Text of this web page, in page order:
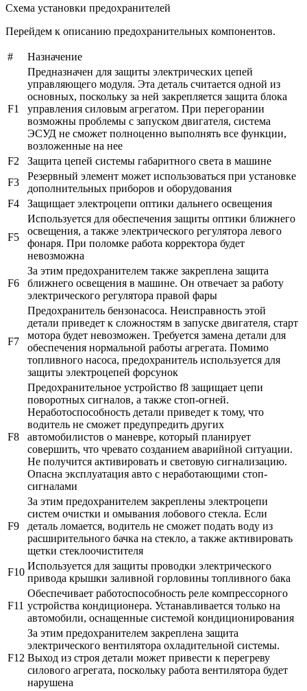
Схема установки предохранителей
Перейдем к описанию предохранительных компонентов.
# Назначение
F1
Предназначен для защиты электрических цепей
управляющего модуля. Эта деталь считается одной из
основных, поскольку за ней закрепляется защита блока
управления силовым агрегатом. При перегорании
возможны проблемы с запуском двигателя, система
ЭСУД не сможет полноценно выполнять все функции,
возложенные на нее
F2
Защита цепей системы габаритного света в машине
F3
Резервный элемент может использоваться при установке
дополнительных приборов и оборудования
F4
Защищает электроцепи оптики дальнего освещения
F5
Используется для обеспечения защиты оптики ближнего
освещения, а также электрического регулятора левого
фонаря. При поломке работа корректора будет
невозможна
F6
За этим предохранителем также закреплена защита
ближнего освещения в машине. Он отвечает за работу
электрического регулятора правой фары
F7
Предохранитель бензонасоса. Неисправность этой
детали приведет к сложностям в запуске двигателя, старт
мотора будет невозможен. Требуется замена детали для
обеспечения нормальной работы агрегата. Помимо
топливного насоса, предохранитель используется для
защиты электроцепей форсунок
F8
Предохранительное устройство f8 защищает цепи
поворотных сигналов, а также стоп-огней.
Неработоспособность детали приведет к тому, что
водитель не сможет предупредить других
автомобилистов о маневре, который планирует
совершить, что чревато созданием аварийной ситуации.
Не получится активировать и световую сигнализацию.
Опасна эксплуатация авто с неработающими стоп-
сигналами
F9
За этим предохранителем закреплены электроцепи
систем очистки и омывания лобового стекла. Если
деталь ломается, водитель не сможет подать воду из
расширительного бачка на стекло, а также активировать
щетки стеклоочистителя
F10
Используется для защиты проводки электрического
привода крышки заливной горловины топливного бака
F11
Обеспечивает работоспособность реле компрессорного
устройства кондиционера. Устанавливается только на
автомобили, оснащенные системой кондиционирования
F12
За этим предохранителем закреплена защита
электрического вентилятора охладительной системы.
Выход из строя детали может привести к перегреву
силового агрегата, поскольку работа вентилятора будет
нарушена